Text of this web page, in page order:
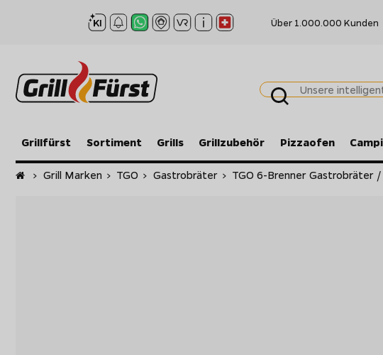
Über 1.000.000 Kunden
Grillfürst Sortiment Grills Grillzubehör Pizzaofen
Startseite
> Grill Marken > TGO > Gastrobräter > TGO 6-Brenner Gastrobräter